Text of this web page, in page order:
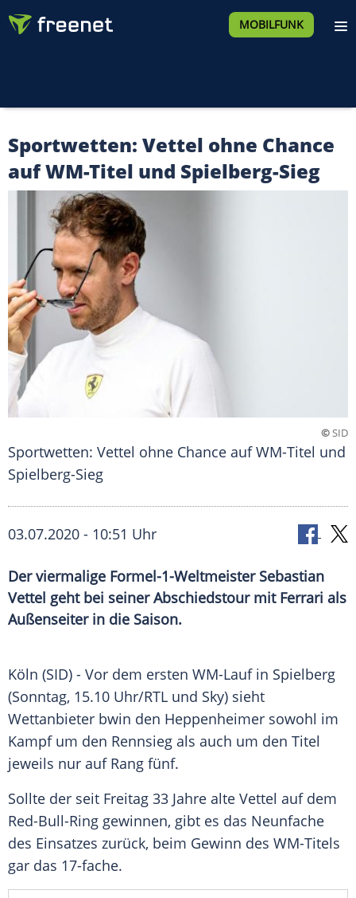
MOBILFUNK
Sportwetten: Vettel ohne Chance
auf WM-Titel und Spielberg-Sieg
©SID
Sportwetten: Vettel ohne Chance auf WM-Titel und
Spielberg-Sieg
03.07.2020 - 10:51 Uhr
Der viermalige Formel-1-Weltmeister Sebastian
Vettel geht bei seiner Abschiedstour mit Ferrari als
Außenseiter in die Saison.
Köln (SID) - Vor dem ersten WM-Lauf in Spielberg
(Sonntag, 15.10 Uhr/RTL und Sky) sieht
Wettanbieter bwin den Heppenheimer sowohl im
Kampf um den Rennsieg als auch um den Titel
jeweils nur auf Rang fünf.
Sollte der seit Freitag 33 Jahre alte Vettel auf dem
Red-Bull-Ring gewinnen, gibt es das Neunfache
des Einsatzes zurück, beim Gewinn des WM-Titels
gar das 17-fache.